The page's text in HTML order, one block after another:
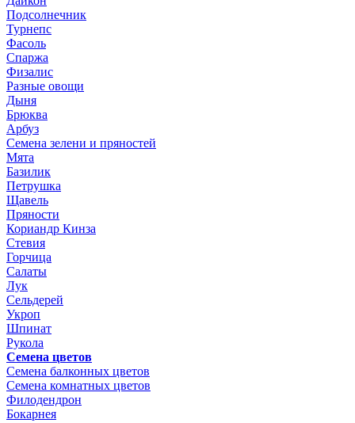
Подсолнечник
Турнепс
Фасоль
Спаржа
Физалис
Разные овощи
Дыня
Брюква
Арбуз
Семена зелени и пряностей
Мята
Базилик
Петрушка
Щавель
Пряности
Кориандр Кинза
Стевия
Горчица
Салаты
Лук
Сельдерей
Укроп
Шпинат
Рукола
Семена цветов
Семена балконных цветов
Семена комнатных цветов
Филодендрон
Бокарнея